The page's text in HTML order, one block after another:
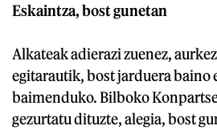
Eskaintza, bost gunetan
Alkateak adierazi zuenez,
egitarautik, bost jarduera baino
baimenduko. Bilboko
gezurtatu dituzte, alegia, bost